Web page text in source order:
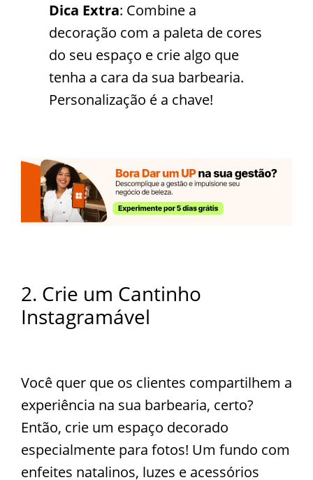
Dica Extra: Combine a
decoração com a paleta de cores
do seu espaço e crie algo que
tenha a cara da sua barbearia.
Personalização é a chave!
2. Crie um Cantinho
Instagramável
Você quer que os clientes compartilhem a
experiência na sua barbearia, certo?
Então, crie um espaço decorado
especialmente para fotos! Um fundo com
enfeites natalinos, luzes e acessórios